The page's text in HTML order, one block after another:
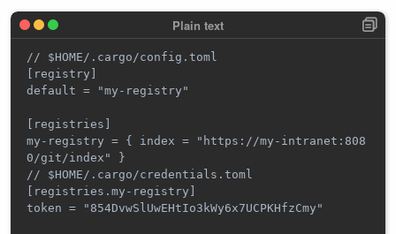
// $HOME/.cargo/config.toml
[registry]
default = "my-registry"
[registries]
my-registry = { index = "https://my-intranet:808
0/git/index" }
// $HOME/.cargo/credentials.toml
[registries.my-registry]
token = "854DvwSlUwEHtIo3kWy6x7UCPKHfzCmy"